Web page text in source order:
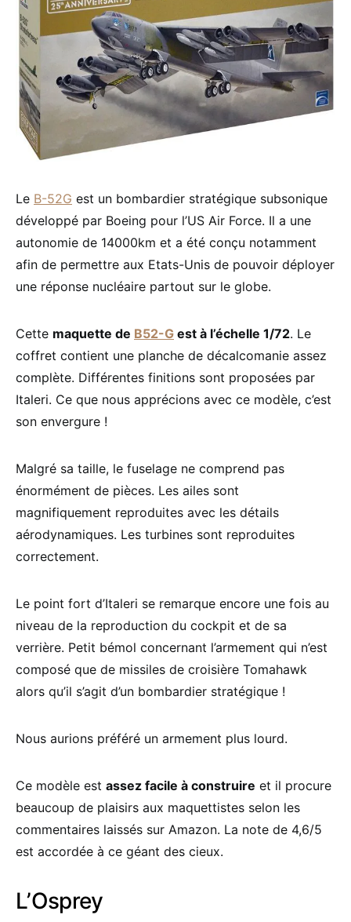
Le B-52G est un bombardier stratégique subsonique
développé par Boeing pour l’US Air Force. Il a une
autonomie de 14000km et a été conçu notamment
afin de permettre aux Etats-Unis de pouvoir déployer
une réponse nucléaire partout sur le globe.
Cette maquette de B52-G est à l’échelle 1/72. Le
coffret contient une planche de décalcomanie assez
complète. Différentes finitions sont proposées par
Italeri. Ce que nous apprécions avec ce modèle, c’est
son envergure !
Malgré sa taille, le fuselage ne comprend pas
énormément de pièces. Les ailes sont
magnifiquement reproduites avec les détails
aérodynamiques. Les turbines sont reproduites
correctement.
Le point fort d’Italeri se remarque encore une fois au
niveau de la reproduction du cockpit et de sa
verrière. Petit bémol concernant l’armement qui n’est
composé que de missiles de croisière Tomahawk
alors qu’il s’agit d’un bombardier stratégique !
Nous aurions préféré un armement plus lourd.
Ce modèle est assez facile à construire et il procure
beaucoup de plaisirs aux maquettistes selon les
commentaires laissés sur Amazon. La note de 4,6/5
est accordée à ce géant des cieux.
L’Osprey